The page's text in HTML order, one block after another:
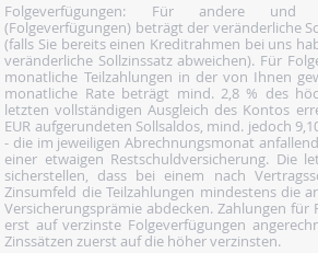
Folgeverfügungen: Für andere und
(Folgeverfügungen) beträgt der veränderliche
(falls Sie bereits einen Kreditrahmen bei uns
veränderliche Sollzinssatz abweichen). Für
monatliche Teilzahlungen in der von Ihnen
monatliche Rate beträgt mind. 2,8 % des
letzten vollständigen Ausgleich des Kontos
EUR aufgerundeten Sollsaldos, mind. jedoch
- die im jeweiligen Abrechnungsmonat
einer etwaigen Restschuldversicherung. Die
sicherstellen, dass bei einem nach
Zinsumfeld die Teilzahlungen mindestens die
Versicherungsprämie abdecken. Zahlungen für
erst auf verzinste Folgeverfügungen
Zinssätzen zuerst auf die höher verzinsten.